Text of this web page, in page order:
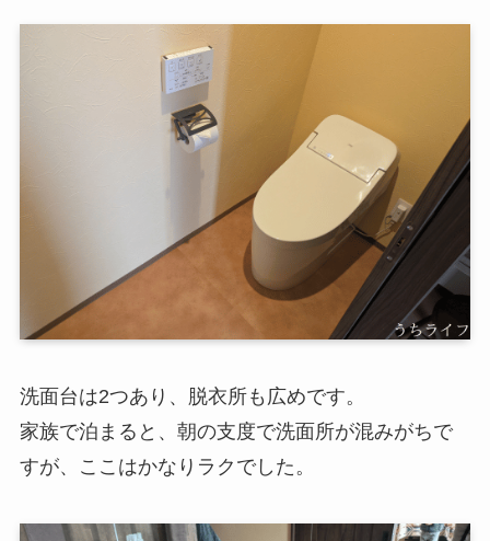
洗面台は2つあり、脱衣所も広めです。
家族で泊まると、朝の支度で洗面所が混みがちで
すが、ここはかなりラクでした。